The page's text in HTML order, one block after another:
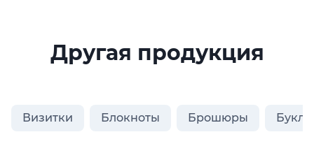
Другая продукция
Визитки Блокноты Брошюры